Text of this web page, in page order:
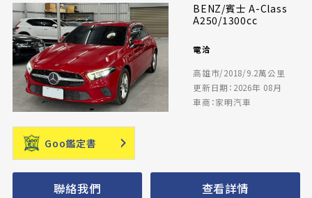
BENZ/賓士 A-Class
A250/1300cc
電洽
高雄市/2018/9.2萬公里
更新日期：2026年 08月
車商：家明汽車
Goo鑑定書
聯絡我們 查看詳情